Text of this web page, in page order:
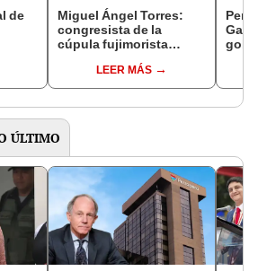
de
Miguel Ángel Torres:
congresista de la
cúpula fujimorista
del SenadoLEER MÁS
ÚLTIMO